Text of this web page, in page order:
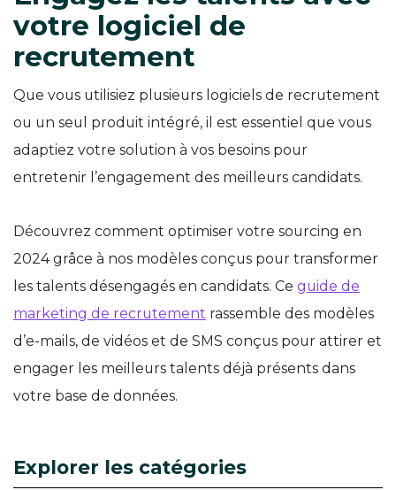
votre logiciel de
recrutement
Que vous utilisiez plusieurs logiciels de recrutement
ou un seul produit intégré, il est essentiel que vous
adaptiez votre solution à vos besoins pour
entretenir l’engagement des meilleurs candidats.
Découvrez comment optimiser votre sourcing en
2024 grâce à nos modèles conçus pour transformer
les talents désengagés en candidats. Ce guide de
marketing de recrutement rassemble des modèles
d’e-mails, de vidéos et de SMS conçus pour attirer et
engager les meilleurs talents déjà présents dans
votre base de données.
Explorer les catégories